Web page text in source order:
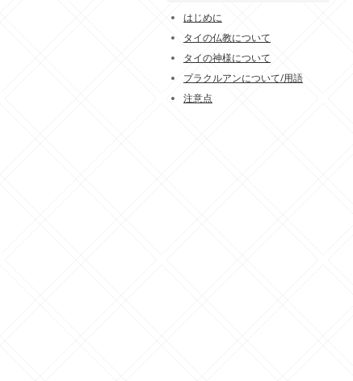
はじめに
タイの仏教について
タイの神様について
プラクルアンについて/用語
注意点